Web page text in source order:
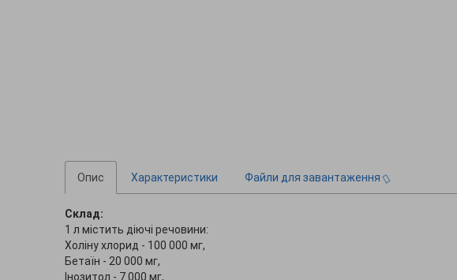
Опис Характеристики Файли для завантаження
Склад:
1 л містить діючі речовини:
Холіну хлорид - 100 000 мг,
Бетаїн - 20 000 мг,
Інозитол - 7 000 мг,